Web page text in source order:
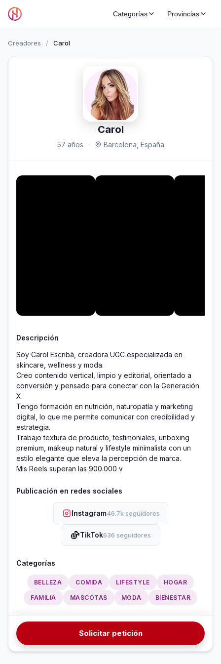
Categorías Provincias
Creadores / Carol
Carol
57 años · Barcelona, España
Descripción
Soy Carol Escribà, creadora UGC especializada en
skincare, wellness y moda.
Creo contenido vertical, limpio y editorial, orientado a
conversión y pensado para conectar con la Generación
X.
Tengo formación en nutrición, naturopatía y marketing
digital, lo que me permite comunicar con credibilidad y
estrategia.
Trabajo textura de producto, testimoniales, unboxing
premium, makeup natural y lifestyle minimalista con un
estilo elegante que eleva la percepción de marca.
Mis Reels superan las 900.000 v
Publicación en redes sociales
Instagram46.7k seguidores
TikTok636 seguidores
Categorías
BELLEZA COMIDA LIFESTYLE HOGAR
FAMILIA MASCOTAS MODA BIENESTAR
Solicitar petición